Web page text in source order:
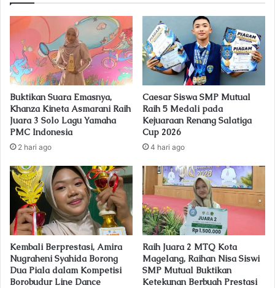
E
m
a
a
d
d
r
e
s
s
Buktikan Suara Emasnya,
Khanza Kineta Asmarani Raih
Juara 3 Solo Lagu Yamaha
PMC Indonesia
2 hari ago
Caesar Siswa SMP Mutual
Raih 5 Medali pada
Kejuaraan Renang Salatiga
Cup 2026
4 hari ago
Kembali Berprestasi, Amira
Nugraheni Syahida Borong
Dua Piala dalam Kompetisi
Borobudur Line Dance
Raih Juara 2 MTQ Kota
Magelang, Raihan Nisa Siswi
SMP Mutual Buktikan
Ketekunan Berbuah Prestasi